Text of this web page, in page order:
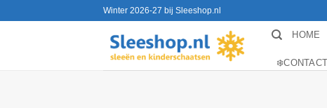
Winter 2026-27 bij Sleeshop.nl
HOME
❄️CONTACT